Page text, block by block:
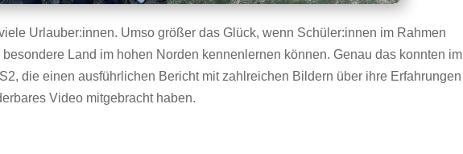
Urlauber:innen. Umso größer das Glück, wenn Schüler:innen im Rahmen
Land im hohen Norden kennenlernen können. Genau das konnten im
die einen ausführlichen Bericht mit zahlreichen Bildern über ihre Erfahrungen
Video mitgebracht haben.